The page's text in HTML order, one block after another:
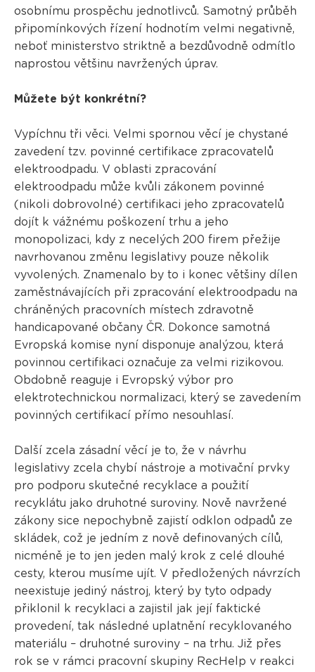
osobnímu prospěchu jednotlivců. Samotný průběh
připomínkových řízení hodnotím velmi negativně,
neboť ministerstvo striktně a bezdůvodně odmítlo
naprostou většinu navržených úprav.
Můžete být konkrétní?
Vypíchnu tři věci. Velmi spornou věcí je chystané
zavedení tzv. povinné certifikace zpracovatelů
elektroodpadu. V oblasti zpracování
elektroodpadu může kvůli zákonem povinné
(nikoli dobrovolné) certifikaci jeho zpracovatelů
dojít k vážnému poškození trhu a jeho
monopolizaci, kdy z necelých 200 firem přežije
navrhovanou změnu legislativy pouze několik
vyvolených. Znamenalo by to i konec většiny dílen
zaměstnávajících při zpracování elektroodpadu na
chráněných pracovních místech zdravotně
handicapované občany ČR. Dokonce samotná
Evropská komise nyní disponuje analýzou, která
povinnou certifikaci označuje za velmi rizikovou.
Obdobně reaguje i Evropský výbor pro
elektrotechnickou normalizaci, který se zavedením
povinných certifikací přímo nesouhlasí.
Další zcela zásadní věcí je to, že v návrhu
legislativy zcela chybí nástroje a motivační prvky
pro podporu skutečné recyklace a použití
recyklátu jako druhotné suroviny. Nově navržené
zákony sice nepochybně zajistí odklon odpadů ze
skládek, což je jedním z nově definovaných cílů,
nicméně je to jen jeden malý krok z celé dlouhé
cesty, kterou musíme ujít. V předložených návrzích
neexistuje jediný nástroj, který by tyto odpady
přiklonil k recyklaci a zajistil jak její faktické
provedení, tak následné uplatnění recyklovaného
materiálu – druhotné suroviny – na trhu. Již přes
rok se v rámci pracovní skupiny RecHelp v reakci